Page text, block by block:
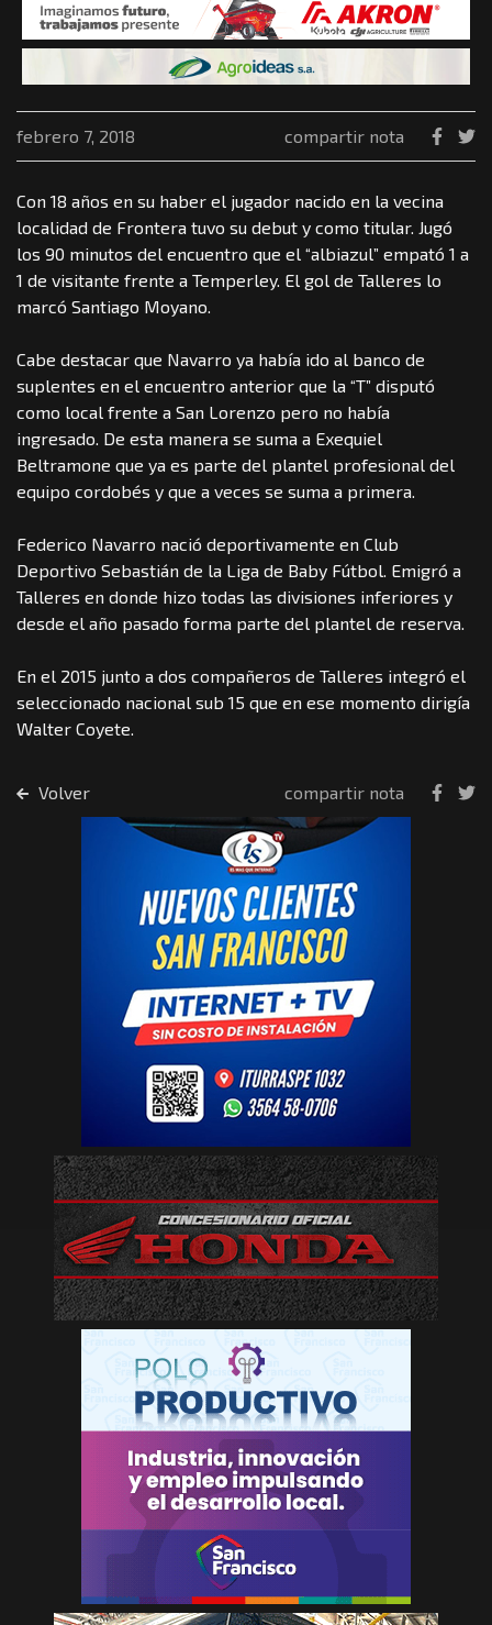
febrero 7, 2018 compartir nota
Con 18 años en su haber el jugador nacido en la vecina
localidad de Frontera tuvo su debut y como titular. Jugó
los 90 minutos del encuentro que el “albiazul” empató 1 a
1 de visitante frente a Temperley. El gol de Talleres lo
marcó Santiago Moyano.
Cabe destacar que Navarro ya había ido al banco de
suplentes en el encuentro anterior que la “T” disputó
como local frente a San Lorenzo pero no había
ingresado. De esta manera se suma a Exequiel
Beltramone que ya es parte del plantel profesional del
equipo cordobés y que a veces se suma a primera.
Federico Navarro nació deportivamente en Club
Deportivo Sebastián de la Liga de Baby Fútbol. Emigró a
Talleres en donde hizo todas las divisiones inferiores y
desde el año pasado forma parte del plantel de reserva.
En el 2015 junto a dos compañeros de Talleres integró el
seleccionado nacional sub 15 que en ese momento dirigía
Walter Coyete.
Volver compartir nota